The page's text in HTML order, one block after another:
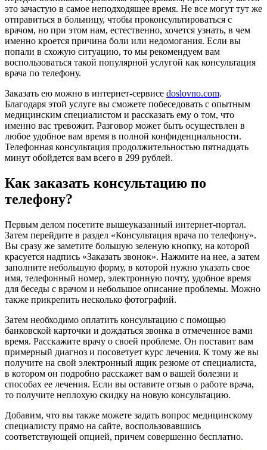
это зачастую в самое неподходящее время. Не все могут тут же
отправиться в больницу, чтобы проконсультироваться с
врачом, но при этом нам, естественно, хочется узнать, в чем
именно кроется причина боли или недомогания. Если вы
попали в схожую ситуацию, то мы рекомендуем вам
воспользоваться такой популярной услугой как консультация
врача по телефону.
Заказать ею можно в интернет-сервисе doslovno.com.
Благодаря этой услуге вы сможете побеседовать с опытным
медицинским специалистом и рассказать ему о том, что
именно вас тревожит. Разговор может быть осуществлен в
любое удобное вам время в полной конфиденциальности.
Телефонная консультация продолжительностью пятнадцать
минут обойдется вам всего в 299 рублей.
Как заказать консультацию по
телефону?
Первым делом посетите вышеуказанный интернет-портал.
Затем перейдите в раздел «Консультация врача по телефону».
Вы сразу же заметите большую зеленую кнопку, на которой
красуется надпись «Заказать звонок». Нажмите на нее, а затем
заполните небольшую форму, в которой нужно указать свое
имя, телефонный номер, электронную почту, удобное время
для беседы с врачом и небольшое описание проблемы. Можно
также прикрепить несколько фотографий.
Затем необходимо оплатить консультацию с помощью
банковской карточки и дождаться звонка в отмеченное вами
время. Расскажите врачу о своей проблеме. Он поставит вам
примерный диагноз и посоветует курс лечения. К тому же вы
получите на свой электронный ящик резюме от специалиста,
в котором он подробно расскажет вам о вашей болезни и
способах ее лечения. Если вы оставите отзыв о работе врача,
то получите неплохую скидку на новую консультацию.
Добавим, что вы также можете задать вопрос медицинскому
специалисту прямо на сайте, воспользовавшись
соответствующей опцией, причем совершенно бесплатно.